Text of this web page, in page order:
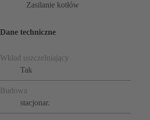
Zasilanie kotłów
Dane techniczne
Wkład uszczelniający
Tak
Budowa
stacjonar.